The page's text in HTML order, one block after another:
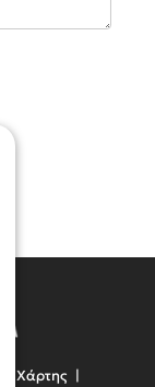
Χάρτης